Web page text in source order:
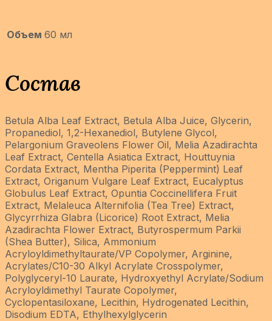
Объем 60 мл
Состав
Betula Alba Leaf Extract, Betula Alba Juice, Glycerin,
Propanediol, 1,2-Hexanediol, Butylene Glycol,
Pelargonium Graveolens Flower Oil, Melia Azadirachta
Leaf Extract, Centella Asiatica Extract, Houttuynia
Cordata Extract, Mentha Piperita (Peppermint) Leaf
Extract, Origanum Vulgare Leaf Extract, Eucalyptus
Globulus Leaf Extract, Opuntia Coccinellifera Fruit
Extract, Melaleuca Alternifolia (Tea Tree) Extract,
Glycyrrhiza Glabra (Licorice) Root Extract, Melia
Azadirachta Flower Extract, Butyrospermum Parkii
(Shea Butter), Silica, Ammonium
Acryloyldimethyltaurate/VP Copolymer, Arginine,
Acrylates/C10-30 Alkyl Acrylate Crosspolymer,
Polyglyceryl-10 Laurate, Hydroxyethyl Acrylate/Sodium
Acryloyldimethyl Taurate Copolymer,
Cyclopentasiloxane, Lecithin, Hydrogenated Lecithin,
Disodium EDTA, Ethylhexylglycerin